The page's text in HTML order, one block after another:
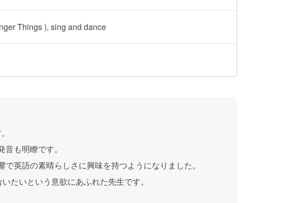
Things ), sing and dance
も明瞭です。
英語の素晴らしさに興味を持つようになりました。
たいという意欲にあふれた先生です。